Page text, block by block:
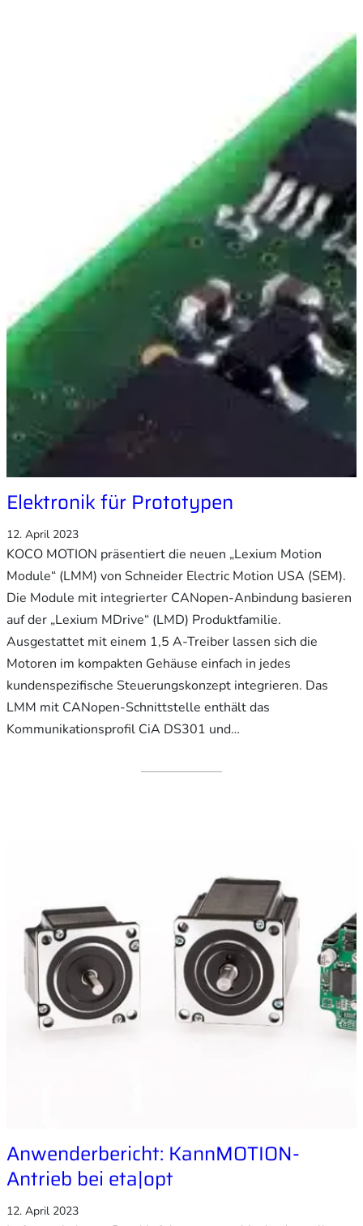
Elektronik für Prototypen
12. April 2023
KOCO MOTION präsentiert die neuen „Lexium Motion
Module“ (LMM) von Schneider Electric Motion USA (SEM).
Die Module mit integrierter CANopen-Anbindung basieren
auf der „Lexium MDrive“ (LMD) Produktfamilie.
Ausgestattet mit einem 1,5 A-Treiber lassen sich die
Motoren im kompakten Gehäuse einfach in jedes
kundenspezifische Steuerungskonzept integrieren. Das
LMM mit CANopen-Schnittstelle enthält das
Kommunikationsprofil CiA DS301 und…
Anwenderbericht: KannMOTION-
Antrieb bei eta|opt
12. April 2023